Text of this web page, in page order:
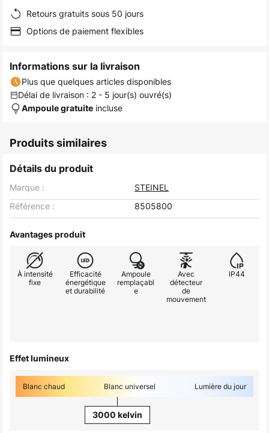
Retours gratuits sous 50 jours
Options de paiement flexibles
Informations sur la livraison
Plus que quelques articles disponibles
Délai de livraison : 2 - 5 jour(s) ouvré(s)
Ampoule gratuite incluse
Produits similaires
Détails du produit
Marque :
STEINEL
Référence :
8505800
Avantages produit
À intensité
fixe
Efficacité
énergétique
et durabilité
Ampoule
remplaçabl
e
Avec
détecteur
de
mouvement
IP44
Effet lumineux
Blanc chaud Blanc universel Lumière du jour
3000 kelvin